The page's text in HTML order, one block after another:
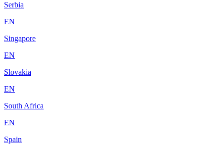
Serbia
EN
Singapore
EN
Slovakia
EN
South Africa
EN
Spain